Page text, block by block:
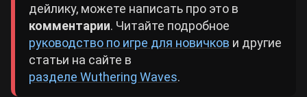
дейлику, можете написать про это в
комментарии. Читайте подробное
руководство по игре для новичков и другие
статьи на сайте в
разделе Wuthering Waves.